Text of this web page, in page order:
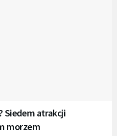
Siedem atrakcji
morzem